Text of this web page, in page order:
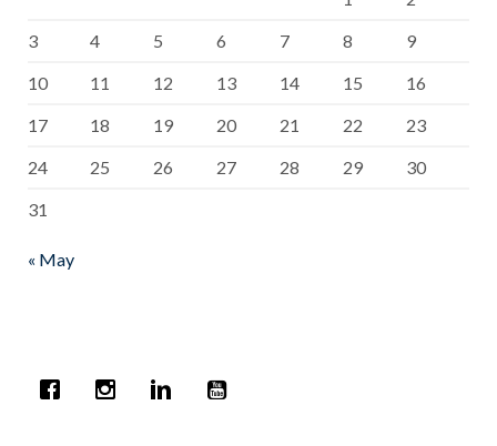
3
4 5 6 7 8
9
10
11 12 13 14 15
16
17
18 19 20 21 22
23
24
25 26 27 28 29
30
31
« May